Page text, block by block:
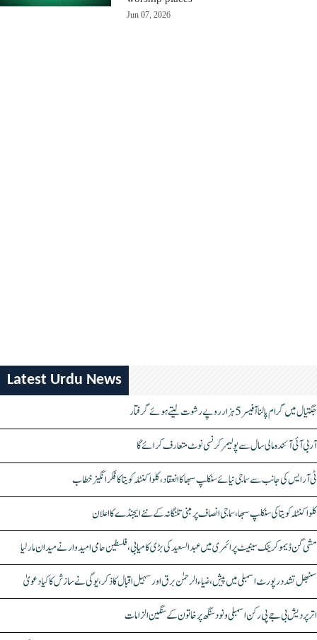
Jun 07, 2026
Latest Urdu News
جگتیال میں گرام پالنا آفیسر 5 ہزار روپے رشوت لیتے ہوئے گرفتار
آر بی آئی آئندہ مالی سال سے پولیمر کرنسی نوٹ متعارف کرائے گا
ٹی آر ایس کی جانب سے سماجی نیائے سنکلپ سبھا کا انعقاد، کلواکنٹلہ کویتا کا فکر انگیز خطاب
کلواکنٹلہ کویتا کی سنکلپ سبھا، سماجی انصاف پر مبنی تلنگانہ کے نئے ایجنڈے کا اعلان
مشی گن ڈیموکریٹک سینیٹ پرائمری میں عبدالسعید کی بڑی کامیابی، فلسطین حامی امیدوار نے میدان مار لیا
سنبھل تشدد رپورٹ اسمبلی میں پیش، ضیاء الرحمٰن برق اور سہیل اقبال کا ذکر، یوگی نے سازش کا کیا دعویٰ
اتر پردیش بی جے پی رکن اسمبلی ونود سنگھ پر خاتون کے سنگین الزامات